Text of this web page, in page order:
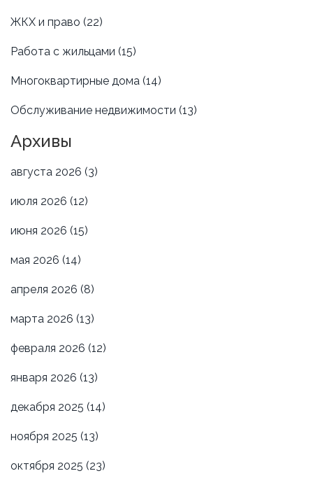
ЖКХ и право (22)
Работа с жильцами (15)
Многоквартирные дома (14)
Обслуживание недвижимости (13)
Архивы
августа 2026 (3)
июля 2026 (12)
июня 2026 (15)
мая 2026 (14)
апреля 2026 (8)
марта 2026 (13)
февраля 2026 (12)
января 2026 (13)
декабря 2025 (14)
ноября 2025 (13)
октября 2025 (23)